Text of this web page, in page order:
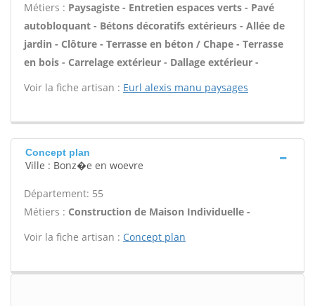
Métiers : Paysagiste - Entretien espaces verts - Pavé
autobloquant - Bétons décoratifs extérieurs - Allée de
jardin - Clôture - Terrasse en béton / Chape - Terrasse
en bois - Carrelage extérieur - Dallage extérieur -
Voir la fiche artisan : Eurl alexis manu paysages
Concept plan
Ville : Bonz�e en woevre
Département: 55
Métiers : Construction de Maison Individuelle -
Voir la fiche artisan : Concept plan